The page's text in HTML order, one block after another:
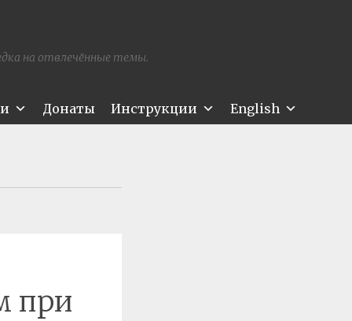
на отвлечённые темы.
Донаты Инструкции English
при